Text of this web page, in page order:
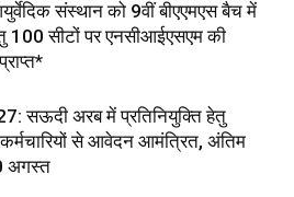
संस्थान को 9वीं बीएएमएस बैच में
100 सीटों पर एनसीआईएसएम की
सऊदी अरब में प्रतिनियुक्ति हेतु
से आवेदन आमंत्रित, अंतिम
अगस्त